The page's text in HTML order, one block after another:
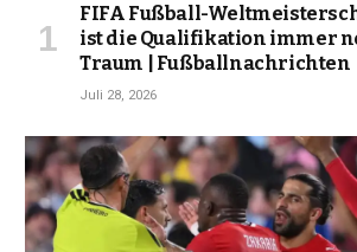
FIFA Fußball-
ist die Qualifikation immer
Traum | Fußballnachrichten
Juli 28, 2026